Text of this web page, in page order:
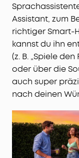
Assistant, zum
richtiger Smart-
kannst du ihn
(z. B. „Spiele
oder über die
auch super
nach deinen